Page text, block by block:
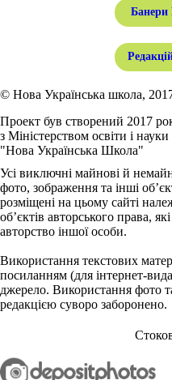
© Нова Українська школа,
Проект був створений 2017
з Міністерством освіти і
"Нова Українська Школа"
Усі виключні майнові й
фото, зображення та інші
розміщені на цьому сайті
об’єктів авторського права,
авторство іншої особи.
Використання текстових
посиланням (для інтернет-
джерело. Використання фото
редакцією суворо заборонено.